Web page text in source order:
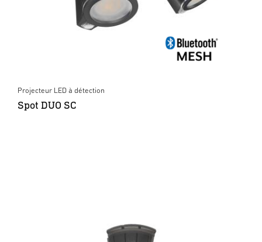
Projecteur LED à détection
Spot DUO SC